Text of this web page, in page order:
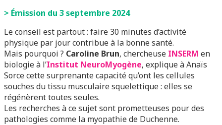
> Émission du 3 septembre 2024
Le conseil est partout : faire 30 minutes d’activité
physique par jour contribue à la bonne santé.
Mais pourquoi ? Caroline Brun, chercheuse INSERM en
biologie à l’Institut NeuroMyogène, explique à Anaïs
Sorce cette surprenante capacité qu’ont les cellules
souches du tissu musculaire squelettique : elles se
régénèrent toutes seules.
Les recherches à ce sujet sont prometteuses pour des
pathologies comme la myopathie de Duchenne.